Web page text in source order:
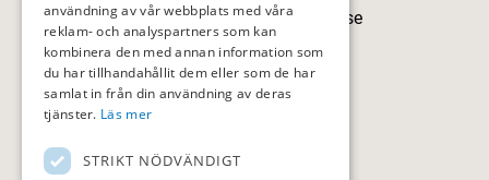
sollentunagk@sollentunagk.se
08-594 709 90
HITTA HIT
användning av vår webbplats med våra
reklam- och analyspartners som kan
kombinera den med annan information som
du har tillhandahållit dem eller som de har
samlat in från din användning av deras
tjänster. Läs mer
STRIKT NÖDVÄNDIGT